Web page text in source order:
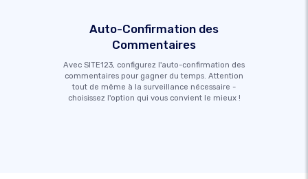
Auto-Confirmation des
Commentaires
Avec SITE123, configurez l'auto-confirmation des
commentaires pour gagner du temps. Attention
tout de même à la surveillance nécessaire -
choisissez l'option qui vous convient le mieux !